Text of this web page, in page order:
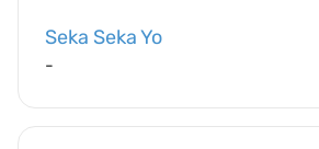
Seka Seka Yo
-